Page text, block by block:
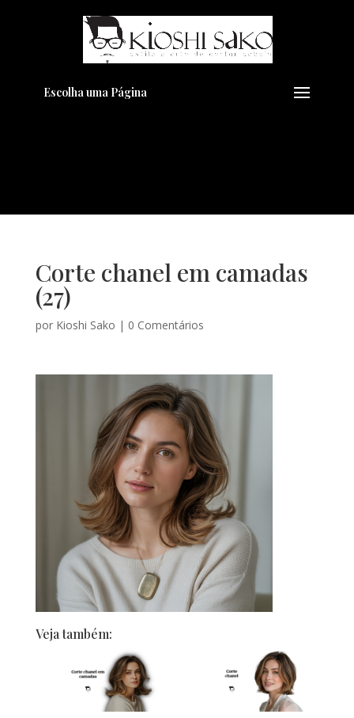
Escolha uma Página
Corte chanel em camadas
(27)
por Kioshi Sako | 0 Comentários
Veja também:
Pensando em transformar seu
Visual??